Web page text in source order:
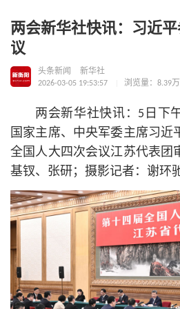
两会新华社快讯：习近
议
头条新闻
新华社
2026-03-05 19:53:57
浏览量：8.39
两会新华社快讯：5日下
国家主席、中央军委主席习近
全国人大四次会议江苏代表团
基钗、张研；摄影记者：谢环